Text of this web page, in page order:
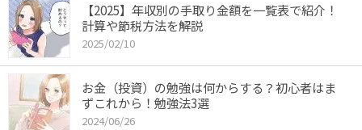
【2025】年収別の手取り金額を一覧表で紹介！
計算や節税方法を解説
2025/02/10
お金（投資）の勉強は何からする？初心者はま
ずこれから！勉強法3選
2024/06/26